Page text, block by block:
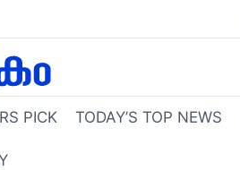
PICK TODAY’S TOP NEWS